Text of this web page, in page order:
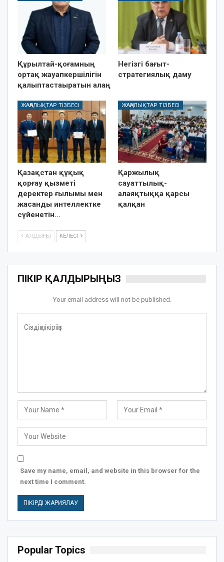
Құрылтай-қоғамның
ортақ жауапкершілігін
қалыптастаыратын алаң
Негізгі бағыт-
стратегиялық даму
ЖАҢАЛЫҚТАР ТІЗБЕСІ
Қазақстан құқық
қорғау қызметі
деректер ғылымы мен
жасанды интеллектке
сүйенетін…
ЖАҢАЛЫҚТАР ТІЗБЕСІ
Қаржылық
сауаттылық-
алаяқтыққа қарсы
қалқан
АЛДЫҢҒЫ КЕЛЕСІ
ПІКІР ҚАЛДЫРЫҢЫЗ
Your email address will not be published.
Save my name, email, and website in this browser for the
next time I comment.
Popular Topics